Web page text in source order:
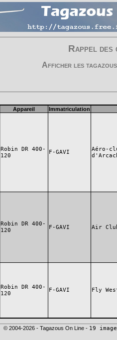
Rappel
Afficher les
Appareil Immatriculation
Robin DR 400-
120
F-GAVI
Aéro-
Robin DR 400-
120
F-GAVI Air
Robin DR 400-
120
F-GAVI Fly
© 2004-2026 - Tagazous On Line - 19